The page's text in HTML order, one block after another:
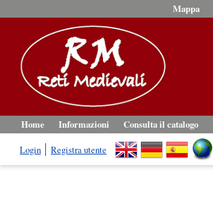
Mappa
Home Informazioni
Consulta il catalogo
Login
Registra utente